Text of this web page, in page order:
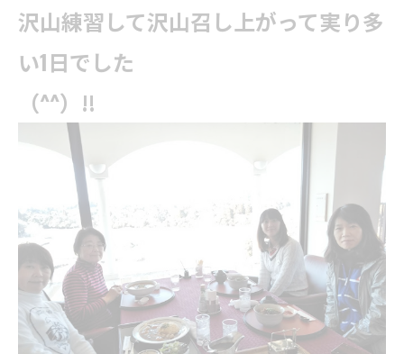
沢山練習して沢山召し上がって実り多
い1日でした
（^^）‼